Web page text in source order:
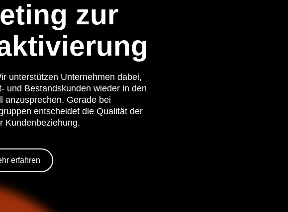
zur
unterstützen Unternehmen dabei,
und Bestandskunden wieder in den
anzusprechen. Gerade bei
entscheidet die Qualität der
Kundenbeziehung.
erfahren